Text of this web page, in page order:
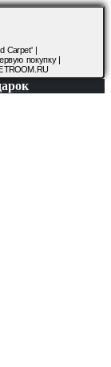
Carpet' |
покупку |